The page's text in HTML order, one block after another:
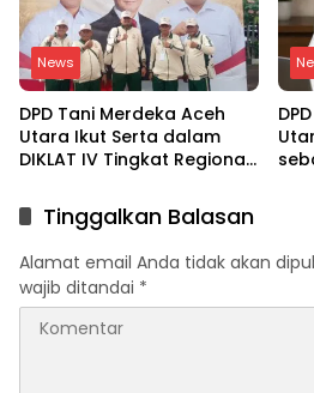
News
DPD Tani Merdeka Aceh
Utara Ikut Serta dalam
DIKLAT IV Tingkat Regional
Tinggalkan Balasan
Alamat email Anda tidak akan
wajib ditandai *